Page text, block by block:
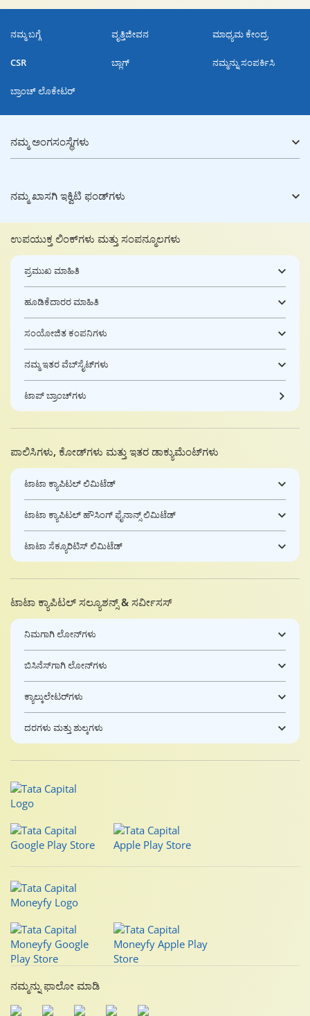
ನಮ್ಮ ಬಗ್ಗೆ ವೃತ್ತಿಜೀವನ ಮಾಧ್ಯಮ ಕೇಂದ್ರ
CSR ಬ್ಲಾಗ್ ನಮ್ಮನ್ನು ಸಂಪರ್ಕಿಸಿ
ಬ್ರಾಂಚ್ ಲೊಕೇಟರ್
ನಮ್ಮ ಅಂಗಸಂಸ್ಥೆಗಳು
ನಮ್ಮ ಖಾಸಗಿ ಇಕ್ವಿಟಿ ಫಂಡ್‌ಗಳು
ಉಪಯುಕ್ತ ಲಿಂಕ್‌ಗಳು ಮತ್ತು ಸಂಪನ್ಮೂಲಗಳು
ಪ್ರಮುಖ ಮಾಹಿತಿ
ಹೂಡಿಕೆದಾರರ ಮಾಹಿತಿ
ಸಂಯೋಜಿತ ಕಂಪನಿಗಳು
ನಮ್ಮ ಇತರ ವೆಬ್‌ಸೈಟ್‌ಗಳು
ಟಾಪ್ ಬ್ರಾಂಚ್‌ಗಳು
ಪಾಲಿಸಿಗಳು, ಕೋಡ್‌ಗಳು ಮತ್ತು ಇತರ ಡಾಕ್ಯುಮೆಂಟ್‌ಗಳು
ಟಾಟಾ ಕ್ಯಾಪಿಟಲ್ ಲಿಮಿಟೆಡ್
ಟಾಟಾ ಕ್ಯಾಪಿಟಲ್ ಹೌಸಿಂಗ್ ಫೈನಾನ್ಸ್ ಲಿಮಿಟೆಡ್
ಟಾಟಾ ಸೆಕ್ಯೂರಿಟಿಸ್ ಲಿಮಿಟೆಡ್
ಟಾಟಾ ಕ್ಯಾಪಿಟಲ್ ಸಲ್ಯೂಶನ್ಸ್ & ಸರ್ವೀಸಸ್
ನಿಮಗಾಗಿ ಲೋನ್‌ಗಳು
ಬಿಸಿನೆಸ್‌ಗಾಗಿ ಲೋನ್‌ಗಳು
ಕ್ಯಾಲ್ಕುಲೇಟರ್‌ಗಳು
ದರಗಳು ಮತ್ತು ಶುಲ್ಕಗಳು
ನಮ್ಮನ್ನು ಫಾಲೋ ಮಾಡಿ